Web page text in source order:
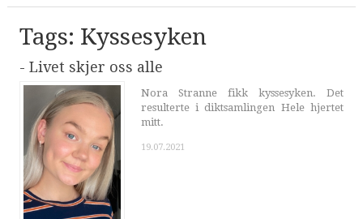
Tags: Kyssesyken
- Livet skjer oss alle
Nora Stranne fikk kyssesyken. Det
resulterte i diktsamlingen Hele hjertet
mitt.
19.07.2021